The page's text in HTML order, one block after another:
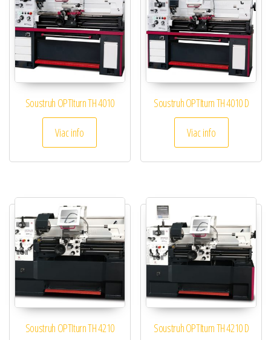
Soustruh OPTIturn TH 4010
Viac info
Soustruh OPTIturn TH 4010 D
Viac info
Soustruh OPTIturn TH 4210 Soustruh OPTIturn TH 4210 D